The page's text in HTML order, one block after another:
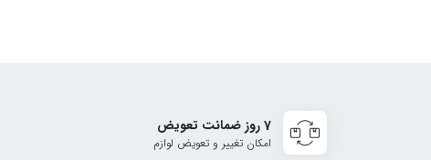
7 روز ضمانت تعویض
امکان تغییر و تعویض لوازم